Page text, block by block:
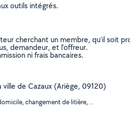
outils intégrés.
cherchant un membre, qu’il soit
demandeur, et l’offreur.
ni frais bancaires.
de Cazaux (Ariège, 09120)
changement de litière, ..